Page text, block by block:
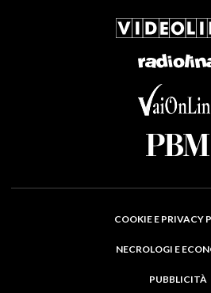
COOKIE E PRIVACY
NECROLOGI E
PUBBLICITÀ